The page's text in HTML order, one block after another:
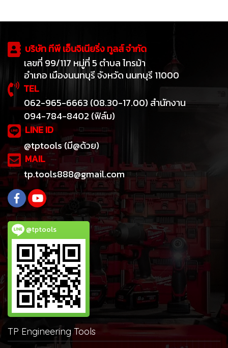
บริษัท ทีพี เอ็นจิเนียริ่ง ทูลส์ จำกัด
เลขที่ 99/117 หมู่ที่ 5 ตำบล ไทรม้า
อำเภอ เมืองนนทบุรี จังหวัด นนทบุรี 11000
TEL
062-965-6663 (08.30-17.00) สำนักงาน
094-784-8402 (ฟิล์ม)
LINE ID
@tptools (มี@ด้วย)
MAIL
tp.tools888@gmail.com
@tptools
TP Engineering Tools